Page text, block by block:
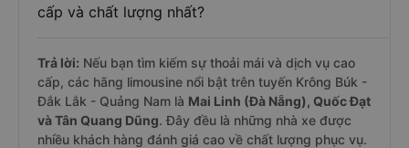
cấp và chất lượng nhất?
Trả lời: Nếu bạn tìm kiếm sự thoải mái và dịch vụ cao
cấp, các hãng limousine nổi bật trên tuyến Krông Búk -
Đắk Lắk - Quảng Nam là Mai Linh (Đà Nẵng), Quốc Đạt
và Tân Quang Dũng. Đây đều là những nhà xe được
nhiều khách hàng đánh giá cao về chất lượng phục vụ.